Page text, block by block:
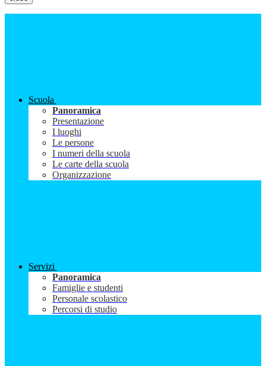
Scuola
Panoramica
Presentazione
I luoghi
Le persone
I numeri della scuola
Le carte della scuola
Organizzazione
Servizi
Panoramica
Famiglie e studenti
Personale scolastico
Percorsi di studio